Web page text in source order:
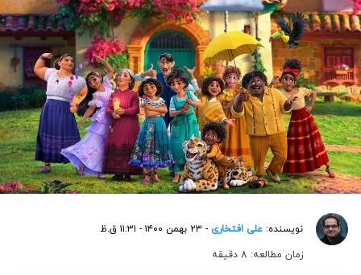
نویسنده: علی افتخاری - ۲۳ بهمن ۱۴۰۰ - ۱۱:۳۱ ق.ظ
زمان مطالعه: 8 دقیقه